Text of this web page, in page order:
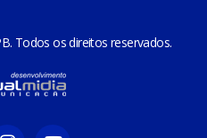
Todos os direitos reservados.